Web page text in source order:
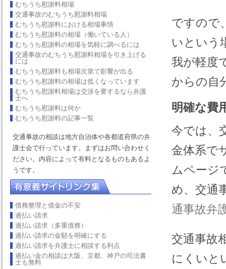
むちうち慰謝料相場
交通事故のむちうち慰謝料相場
むちうち慰謝料における相場事情
むちうち慰謝料の相場（働いている人）
むちうち慰謝料の相場を気軽に調べるには
交通事故のむちうち慰謝料相場を引き上げる
には
むちうち慰謝料も相場次第で影響が出る
むちうち慰謝料の相場は低くなっています
むちうち慰謝料相場は交渉を要するなら弁護
士へ
むちうち慰謝料は何か
むちうち慰謝料の記事一覧
交通事故の相談は地方自治体や各都道府県の弁
護士会で行っています。まずはお問い合わせく
ださい。内容によって有料となるものもあるよ
うです。
債務整理と借金の不安
過払い請求
過払い請求（多重債務）
過払い請求の金額を明確にする
過払い請求を弁護士に相談する利点
過払い金の相談は大阪、京都、神戸の司法書
士も無料
ですので
いという
我が軽度
からの自
明確な費
今では、
金体系で
ムページ
め、交通
通事故弁
交通事故
にくいと